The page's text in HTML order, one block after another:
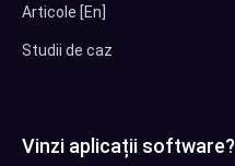
Articole [En]
Studii de caz
Vinzi aplicații software?